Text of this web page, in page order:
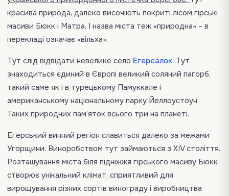
красива природа, далеко височіють покриті лісом гірські
масиви Бюкк і Матра. І назва міста теж «природна» – в
перекладі означає «вільха».
Тут слід відвідати невелике село Егерсалок. Тут
знаходиться єдиний в Європі великий соляний пагорб,
такий саме як і в турецькому Памуккале і
американському національному парку Йеллоустоун.
Таких природних пам’яток всього три на планеті.
Егерський винний регіон славиться далеко за межами
Угорщини. Виноробством тут займаються з XIV століття.
Розташування міста біля підніжжя гірського масиву Бюкк
створює унікальний клімат, сприятливий для
вирощування різних сортів винограду і виробництва